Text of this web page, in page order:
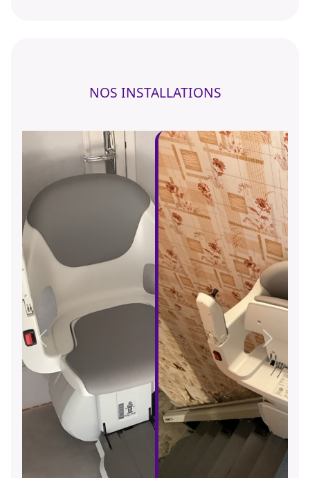
NOS INSTALLATIONS
Précédent Suivant